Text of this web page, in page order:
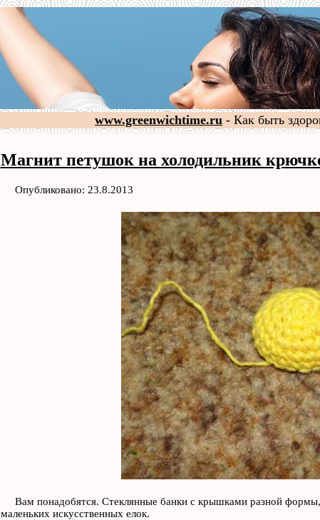
www.greenwichtime.ru - Как быть
Магнит петушок на холодильник
Опубликовано: 23.8.2013
Вам понадобятся. Стеклянные банки с крышками разной
маленьких искусственных елок.